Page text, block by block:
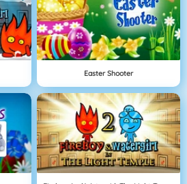
Easter Shooter